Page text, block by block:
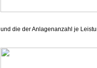
und die der Anlagenanzahl je